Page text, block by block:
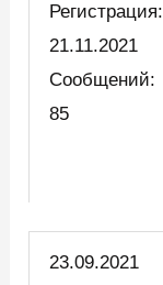
Регистрация:
21.11.2021
Сообщений:
85
23.09.2021